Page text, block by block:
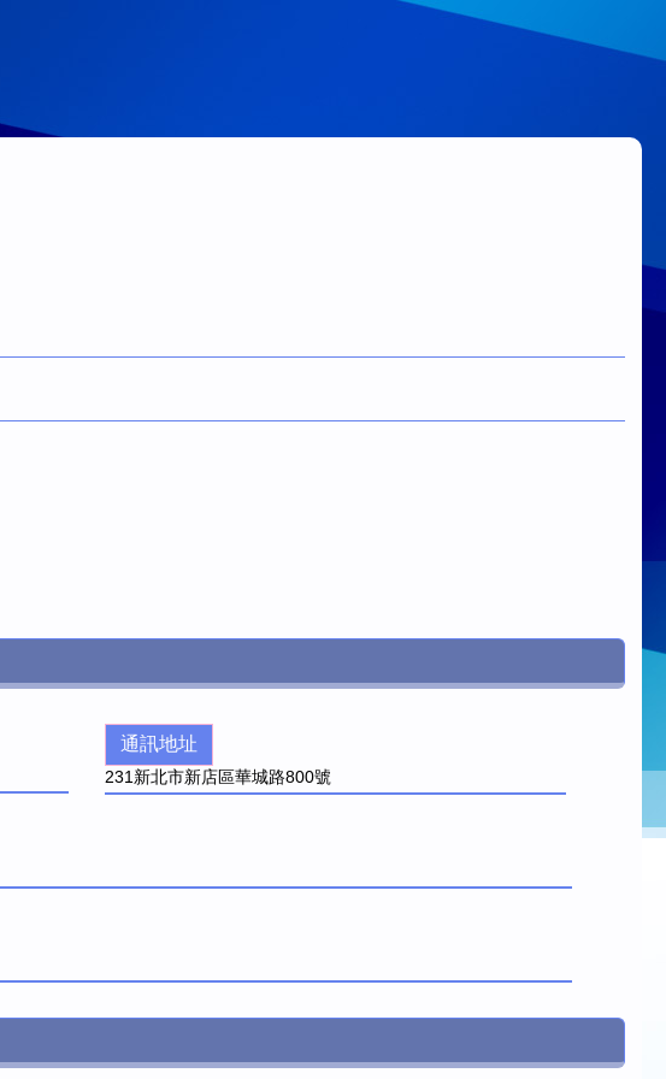
通訊地址
231 新北市新店區華城路800號